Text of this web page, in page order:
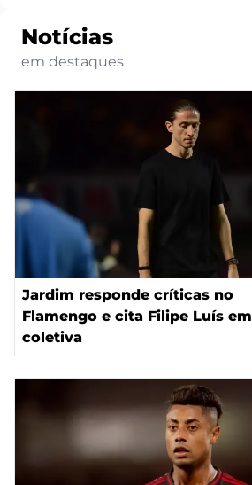
Notícias
em destaques
Jardim responde críticas no
Flamengo e cita Filipe Luís em
coletiva